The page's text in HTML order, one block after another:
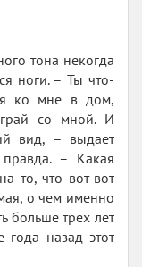
тона некогда
ноги. – Ты что-
ко мне в дом,
со мной. И
вид, – выдает
– Какая
то, что вот-вот
о чем именно
больше трех лет
назад этот